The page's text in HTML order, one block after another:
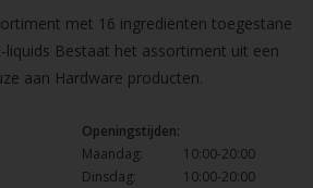
met 16 ingrediënten toegestane
liquids Bestaat het assortiment uit een
aan Hardware producten.
Openingstijden:
Maandag:
10:00-20:00
Dinsdag:
10:00-20:00